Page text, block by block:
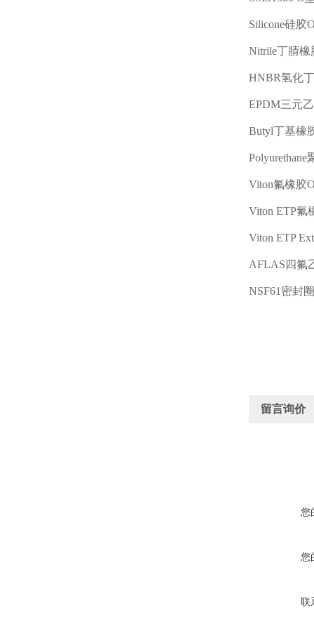
Silicone硅胶
Nitrile丁腈橡
HNBR氢化
EPDM三元
Butyl丁基橡
Polyurethane
Viton氟橡胶
Viton ETP氟
Viton ETP
AFLAS 四氟
NSF61 密封
留言询价
您
您
联